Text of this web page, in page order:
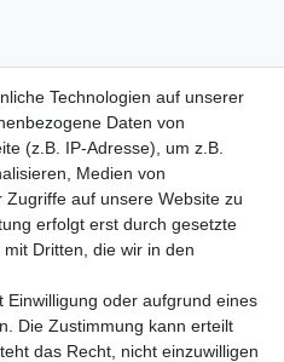
Technologien auf unserer
Daten von
(z.B. IP-Adresse), um z.B.
Medien von
auf unsere Website zu
erfolgt erst durch gesetzte
Dritten, die wir in den
oder aufgrund eines
Die Zustimmung kann erteilt
das Recht, nicht einzuwilligen